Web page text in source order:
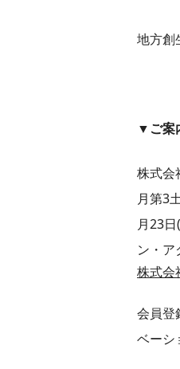
地方創
▼ ご案
株式会
月第3
月23
ン・ア
株式会
会員登
ベーシ